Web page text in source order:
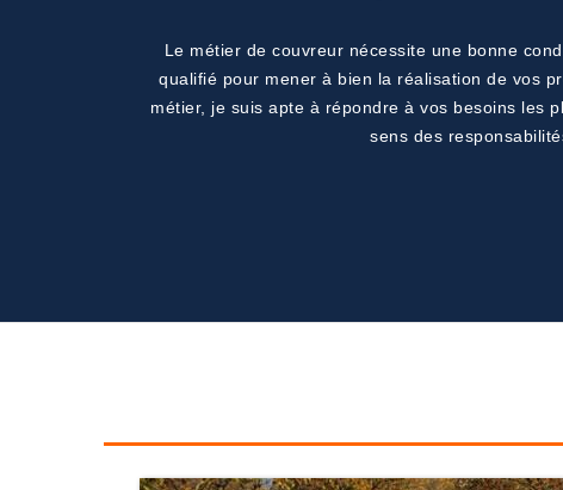
Le métier de couvreur nécessite une bonne
qualifié pour mener à bien la réalisation de vos
métier, je suis apte à répondre à vos besoins les
sens des